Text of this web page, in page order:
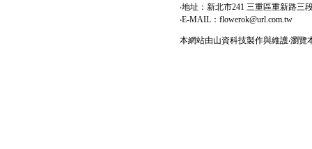
‧地址：新北市241 三重區重新路三
‧E-MAIL：flowerok@url.com.tw
本網站由山資科技製作與維護‧瀏覽